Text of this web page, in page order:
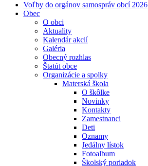
Voľby do orgánov samospráv obcí 2026
Obec
O obci
Aktuality
Kalendár akcií
Galéria
Obecný rozhlas
Štatút obce
Organizácie a spolky
Materská škola
O škôlke
Novinky
Kontakty
Zamestnanci
Deti
Oznamy
Jedálny lístok
Fotoalbum
Školský poriadok